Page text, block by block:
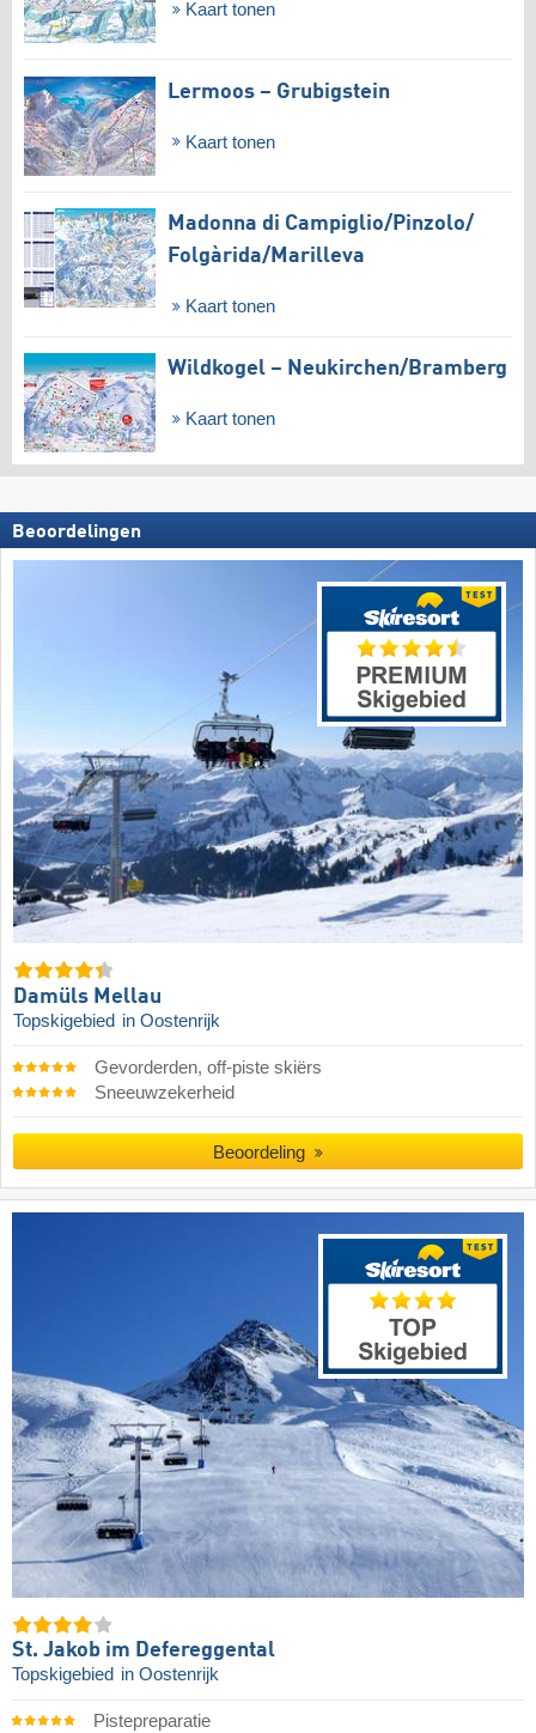
Kaart tonen
Lermoos – Grubigstein
Kaart tonen
Madonna di Campiglio/​Pinzolo/​
Folgàrida/​Marilleva
Kaart tonen
Wildkogel – Neukirchen/​Bramberg
Kaart tonen
Beoordelingen
Damüls Mellau
Topskigebied in Oostenrijk
Gevorderden, off-piste skiërs
Sneeuwzekerheid
Beoordeling
St. Jakob im Defereggental
Topskigebied in Oostenrijk
Pistepreparatie